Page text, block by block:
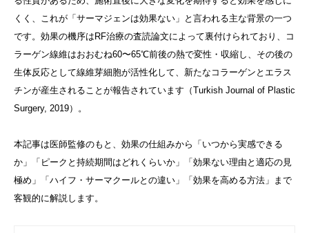
くく、これが「サーマジェンは効果ない」と言われる主な背景の一つ
です。効果の機序はRF治療の査読論文によって裏付けられており、コ
ラーゲン線維はおおむね60〜65℃前後の熱で変性・収縮し、その後の
生体反応として線維芽細胞が活性化して、新たなコラーゲンとエラス
チンが産生されることが報告されています（Turkish Journal of Plastic
Surgery, 2019）。
本記事は医師監修のもと、効果の仕組みから「いつから実感できる
か」「ピークと持続期間はどれくらいか」「効果ない理由と適応の見
極め」「ハイフ・サーマクールとの違い」「効果を高める方法」まで
客観的に解説します。